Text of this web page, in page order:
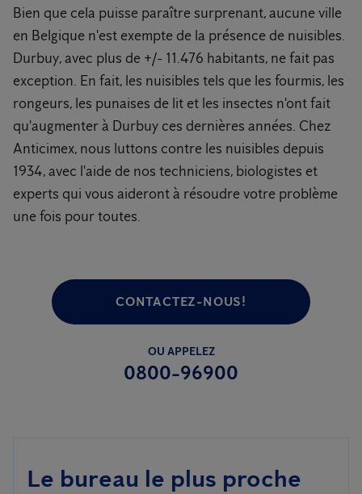
Bien que cela puisse paraître surprenant, aucune ville
en Belgique n'est exempte de la présence de nuisibles.
Durbuy, avec plus de +/- 11.476 habitants, ne fait pas
exception. En fait, les nuisibles tels que les fourmis, les
rongeurs, les punaises de lit et les insectes n'ont fait
qu'augmenter à Durbuy ces dernières années. Chez
Anticimex, nous luttons contre les nuisibles depuis
1934, avec l'aide de nos techniciens, biologistes et
experts qui vous aideront à résoudre votre problème
une fois pour toutes.
CONTACTEZ-NOUS!
OU APPELEZ
0800-96900
Le bureau le plus proche